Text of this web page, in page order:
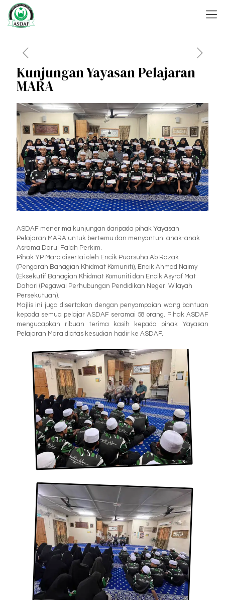
Kunjungan Yayasan Pelajaran
MARA
ASDAF menerima kunjungan daripada pihak Yayasan
Pelajaran MARA untuk bertemu dan menyantuni anak-anak
Asrama Darul Falah Perkim.
Pihak YP Mara disertai oleh Encik Puarsuha Ab Razak
(Pengarah Bahagian Khidmat Komuniti), Encik Ahmad Naimy
(Eksekutif Bahagian Khidmat Komuniti dan Encik Asyraf Mat
Dahari (Pegawai Perhubungan Pendidikan Negeri Wilayah
Persekutuan).
Majlis ini juga disertakan dengan penyampaian wang bantuan
kepada semua pelajar ASDAF seramai 58 orang. Pihak ASDAF
mengucapkan ribuan terima kasih kepada pihak Yayasan
Pelajaran Mara diatas kesudian hadir ke ASDAF.